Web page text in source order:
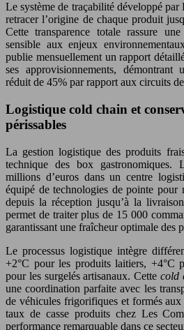
Le système de traçabilité développé
retracer l’origine de chaque produit
Cette transparence totale rassure
sensible aux enjeux
publie mensuellement un rapport
ses approvisionnements, démontrant
réduit de 45% par rapport aux circuits
Logistique cold chain et
périssables
La gestion logistique des produits
technique des box
millions d’euros dans un centre
équipé de technologies de pointe
depuis la réception jusqu’à la
permet de traiter plus de 15 000
garantissant une fraîcheur optimale des
Le processus logistique intègre
+2°C pour les produits laitiers, +4°C
pour les surgelés artisanaux. Cette cold
une coordination parfaite avec les
de véhicules frigorifiques et formés
taux de casse produits chez Les
performance remarquable dans ce